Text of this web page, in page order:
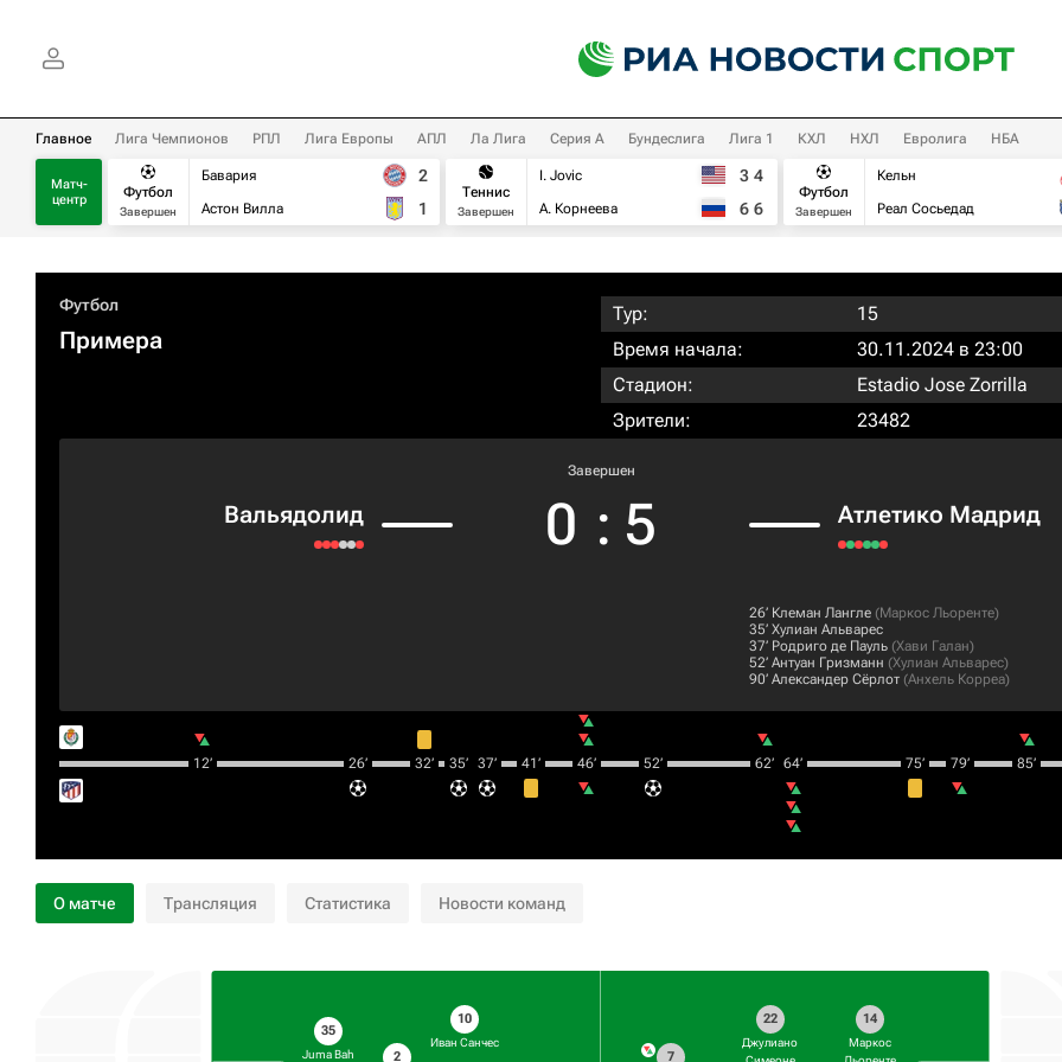
Главное Лига Чемпионов РПЛ Лига Европы АПЛ Ла Лига Серия А Бундеслига Лига 1 КХЛ НХЛ Евролига НБА
Матч-
центр
Футбол
Завершен
Бавария
Астон Вилла
2
1
Теннис
Завершен
I. Jovic
А. Корнеева
3 4
6 6
Футбол
Завершен
Кельн
Реал Сосьедад
Футбол
Примера
Тур:
15
Время начала:
30.11.2024 в 23:00
Стадион:
Estadio Jose Zorrilla
Зрители:
23482
Вальядолид
Завершен
0 : 5 Атлетико Мадрид
26‎’‎ Клеман Лангле (Маркос Льоренте)
35‎’‎ Хулиан Альварес
37‎’‎ Родриго де Пауль (Хави Галан)
52‎’‎ Антуан Гризманн (Хулиан Альварес)
90‎’‎ Александер Сёрлот (Анхель Корреа)
12‎’‎ 26‎’‎ 32‎’‎ 35‎’‎ 37‎’‎ 41‎’‎ 46‎’‎ 52‎’‎ 62‎’‎ 64‎’‎ 75‎’‎ 79‎’‎ 85‎’‎
О матче Трансляция Статистика Новости команд
35
Juma Bah 2
10
Иван Санчес
14
Маркос
22
Джулиано
7